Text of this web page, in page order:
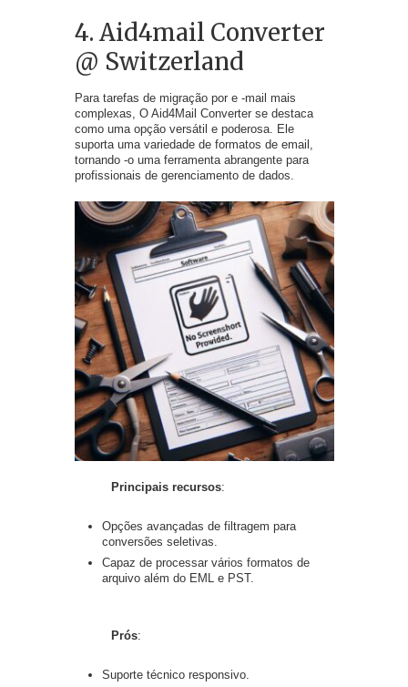
4. Aid4mail Converter
@ Switzerland
Para tarefas de migração por e -mail mais
complexas, O Aid4Mail Converter se destaca
como uma opção versátil e poderosa. Ele
suporta uma variedade de formatos de email,
tornando -o uma ferramenta abrangente para
profissionais de gerenciamento de dados.
Principais recursos:
Opções avançadas de filtragem para
conversões seletivas.
Capaz de processar vários formatos de
arquivo além do EML e PST.
Prós:
Suporte técnico responsivo.